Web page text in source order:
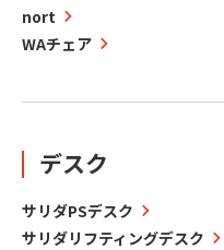
nort
WAチェア
デスク
サリダPSデスク
サリダリフティングデスク